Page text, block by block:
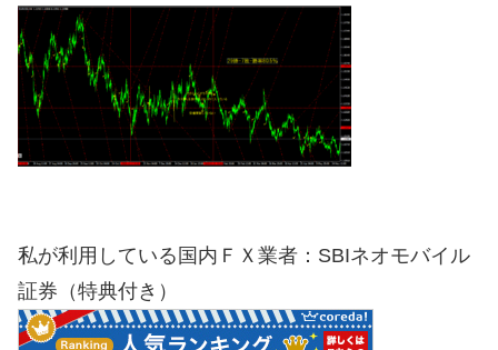
私が利用している国内ＦＸ業者：SBIネオモバイル
証券（特典付き）